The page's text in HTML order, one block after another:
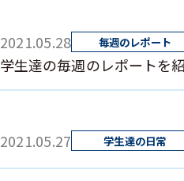
2021.05.28
学生達の毎週のレポートを
2021.05.27